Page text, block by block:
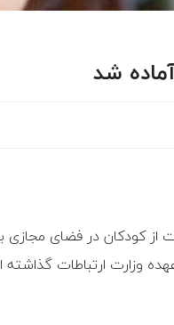
شد
کودکان در فضای مجازی
وزارت ارتباطات